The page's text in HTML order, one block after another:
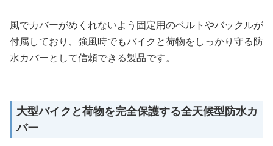
風でカバーがめくれないよう固定用のベルトやバックルが
付属しており、強風時でもバイクと荷物をしっかり守る防
水カバーとして信頼できる製品です。
大型バイクと荷物を完全保護する全天候型防水カ
バー